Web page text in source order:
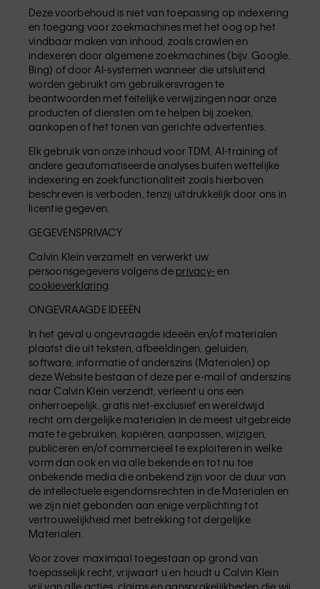
Deze voorbehoud is niet van toepassing op indexering
en toegang voor zoekmachines met het oog op het
vindbaar maken van inhoud, zoals crawlen en
indexeren door algemene zoekmachines (bijv. Google,
Bing) of door AI-systemen wanneer die uitsluitend
worden gebruikt om gebruikersvragen te
beantwoorden met feitelijke verwijzingen naar onze
producten of diensten om te helpen bij zoeken,
aankopen of het tonen van gerichte advertenties.
Elk gebruik van onze inhoud voor TDM, AI-training of
andere geautomatiseerde analyses buiten wettelijke
indexering en zoekfunctionaliteit zoals hierboven
beschreven is verboden, tenzij uitdrukkelijk door ons in
licentie gegeven.
GEGEVENSPRIVACY
Calvin Klein verzamelt en verwerkt uw
persoonsgegevens volgens de privacy- en
cookieverklaring
ONGEVRAAGDE IDEEËN
In het geval u ongevraagde ideeën en/of materialen
plaatst die uit teksten, afbeeldingen, geluiden,
software, informatie of anderszins (Materialen) op
deze Website bestaan of deze per e-mail of anderszins
naar Calvin Klein verzendt, verleent u ons een
onherroepelijk, gratis niet-exclusief en wereldwijd
recht om dergelijke materialen in de meest uitgebreide
mate te gebruiken, kopiëren, aanpassen, wijzigen,
publiceren en/of commercieel te exploiteren in welke
vorm dan ook en via alle bekende en tot nu toe
onbekende media die onbekend zijn voor de duur van
de intellectuele eigendomsrechten in de Materialen en
we zijn niet gebonden aan enige verplichting tot
vertrouwelijkheid met betrekking tot dergelijke
Materialen.
Voor zover maximaal toegestaan op grond van
toepasselijk recht, vrijwaart u en houdt u Calvin Klein
vrij van alle acties, claims en aansprakelijkheden die wij